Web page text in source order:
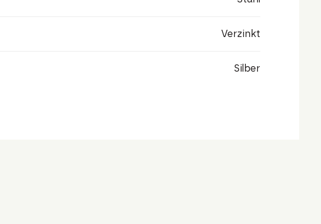
Verzinkt
Silber